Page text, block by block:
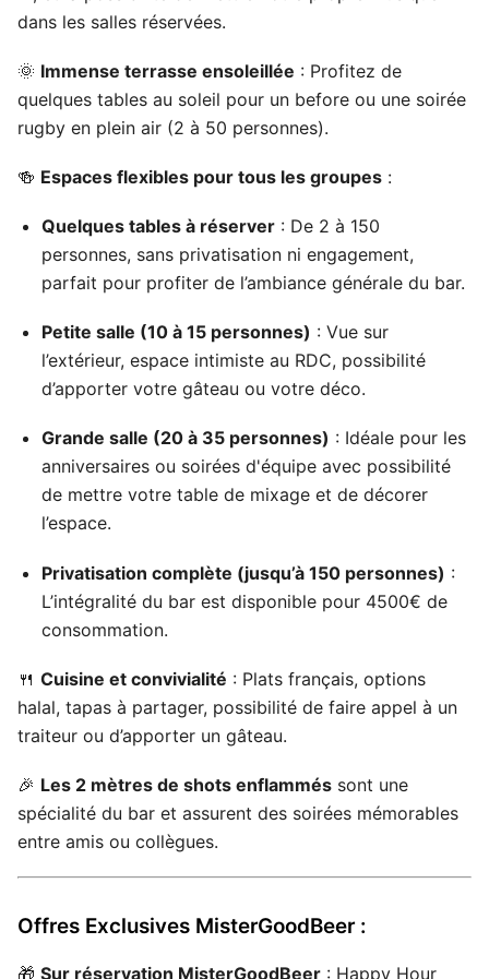
dans les salles réservées.
🌞 Immense terrasse ensoleillée : Profitez de
quelques tables au soleil pour un before ou une soirée
rugby en plein air (2 à 50 personnes).
🍻 Espaces flexibles pour tous les groupes :
Quelques tables à réserver : De 2 à 150
personnes, sans privatisation ni engagement,
parfait pour profiter de l’ambiance générale du bar.
Petite salle (10 à 15 personnes) : Vue sur
l’extérieur, espace intimiste au RDC, possibilité
d’apporter votre gâteau ou votre déco.
Grande salle (20 à 35 personnes) : Idéale pour les
anniversaires ou soirées d'équipe avec possibilité
de mettre votre table de mixage et de décorer
l’espace.
Privatisation complète (jusqu’à 150 personnes) :
L’intégralité du bar est disponible pour 4500€ de
consommation.
🍴 Cuisine et convivialité : Plats français, options
halal, tapas à partager, possibilité de faire appel à un
traiteur ou d’apporter un gâteau.
🎉 Les 2 mètres de shots enflammés sont une
spécialité du bar et assurent des soirées mémorables
entre amis ou collègues.
Offres Exclusives MisterGoodBeer :
🎁 Sur réservation MisterGoodBeer : Happy Hour